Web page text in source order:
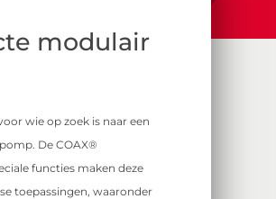
modulair
wie op zoek is naar een
De COAX®
functies maken deze
toepassingen, waaronder